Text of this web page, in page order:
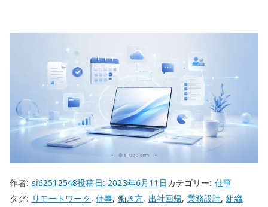
作者: si62512548投稿日:2023年6月11日カテゴリー: 仕事
タグ: リモートワーク,仕事, 働き方, 出社回帰, 業務設計, 組織